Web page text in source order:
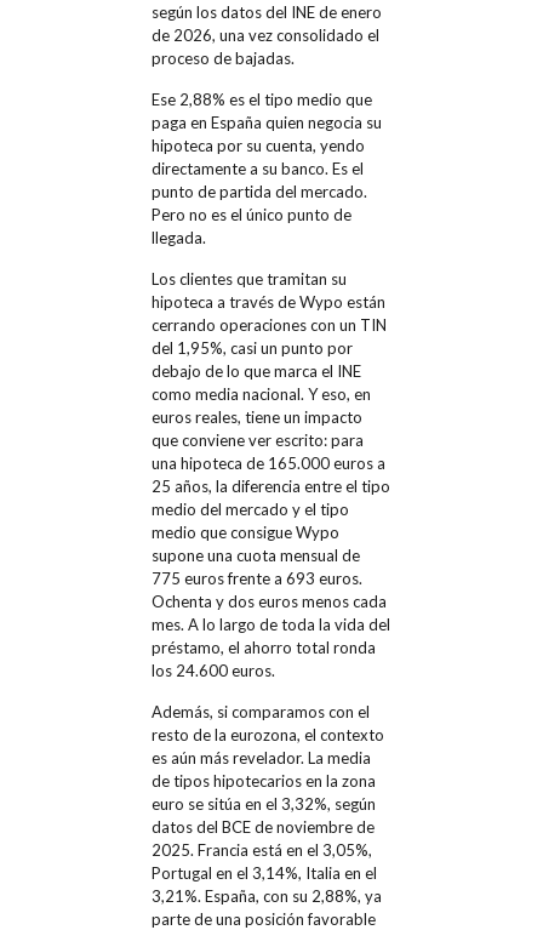
según los datos del INE de enero
de 2026, una vez consolidado el
proceso de bajadas.
Ese 2,88% es el tipo medio que
paga en España quien negocia su
hipoteca por su cuenta, yendo
directamente a su banco. Es el
punto de partida del mercado.
Pero no es el único punto de
llegada.
Los clientes que tramitan su
hipoteca a través de Wypo están
cerrando operaciones con un TIN
del 1,95%, casi un punto por
debajo de lo que marca el INE
como media nacional. Y eso, en
euros reales, tiene un impacto
que conviene ver escrito: para
una hipoteca de 165.000 euros a
25 años, la diferencia entre el tipo
medio del mercado y el tipo
medio que consigue Wypo
supone una cuota mensual de
775 euros frente a 693 euros.
Ochenta y dos euros menos cada
mes. A lo largo de toda la vida del
préstamo, el ahorro total ronda
los 24.600 euros.
Además, si comparamos con el
resto de la eurozona, el contexto
es aún más revelador. La media
de tipos hipotecarios en la zona
euro se sitúa en el 3,32%, según
datos del BCE de noviembre de
2025. Francia está en el 3,05%,
Portugal en el 3,14%, Italia en el
3,21%. España, con su 2,88%, ya
parte de una posición favorable